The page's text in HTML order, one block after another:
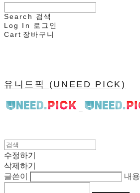
Search
검색
Log In
로그인
Cart 장바구니
유니드픽 (UNEED PICK)
수정하기
삭제하기
글쓴이
내용